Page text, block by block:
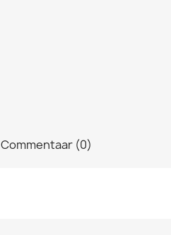
Commentaar (0)